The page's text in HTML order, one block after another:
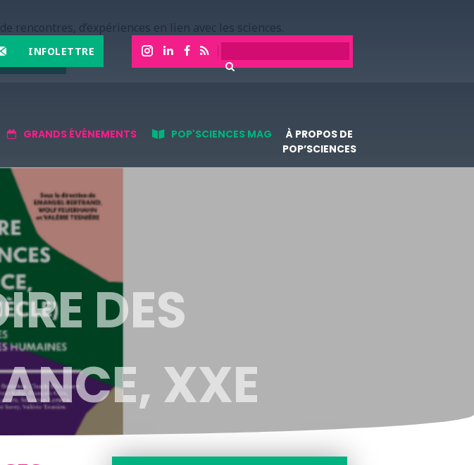
rencontres, d’expériences en lien avec les sciences.
PLUS
INFOLETTRE
GRANDS ÉVÉNEMENTS POP'SCIENCES MAG
À PROPOS DE
POP’SCIENCES
DES
XXE